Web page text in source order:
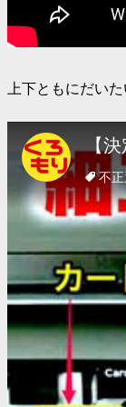
上下ともにだい